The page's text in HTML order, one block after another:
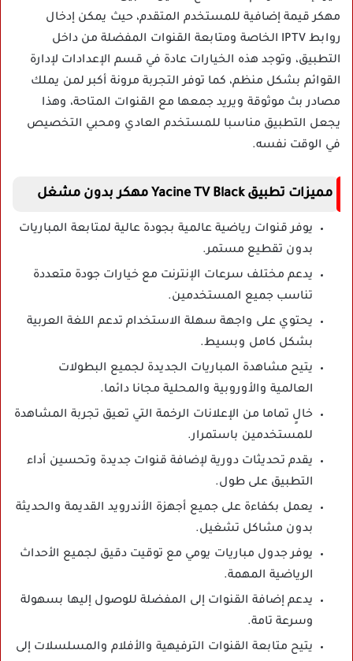
مهكر قيمة إضافية للمستخدم المتقدم، حيث يمكن إدخال
روابط IPTV الخاصة ومتابعة القنوات المفضلة من داخل
التطبيق، وتوجد هذه الخيارات عادة في قسم الإعدادات لإدارة
القوائم بشكل منظم، كما توفر التجربة مرونة أكبر لمن يملك
مصادر بث موثوقة ويريد جمعها مع القنوات المتاحة، وهذا
يجعل التطبيق مناسبا للمستخدم العادي ومحبي التخصيص
في الوقت نفسه.
مميزات تطبيق Yacine TV Black مهكر بدون مشغل
يوفر قنوات رياضية عالمية بجودة عالية لمتابعة المباريات
بدون تقطيع مستمر.
يدعم مختلف سرعات الإنترنت مع خيارات جودة متعددة
تناسب جميع المستخدمين.
يحتوي على واجهة سهلة الاستخدام تدعم اللغة العربية
بشكل كامل وبسيط.
يتيح مشاهدة المباريات الجديدة لجميع البطولات
العالمية والأوروبية والمحلية مجانا دائما.
خالٍ تماما من الإعلانات الرخمة التي تعيق تجربة المشاهدة
للمستخدمين باستمرار.
يقدم تحديثات دورية لإضافة قنوات جديدة وتحسين أداء
التطبيق على طول.
يعمل بكفاءة على جميع أجهزة الأندرويد القديمة والحديثة
بدون مشاكل تشغيل.
يوفر جدول مباريات يومي مع توقيت دقيق لجميع الأحداث
الرياضية المهمة.
يدعم إضافة القنوات إلى المفضلة للوصول إليها بسهولة
وسرعة تامة.
يتيح متابعة القنوات الترفيهية والأفلام والمسلسلات إلى